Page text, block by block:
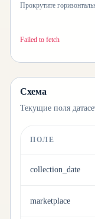
Прокрутите
Доступны
Схема
Текущие поля
ПОЛЕ
collection_date
marketplace